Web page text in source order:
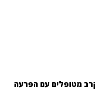
מטופלים עם הפרעה